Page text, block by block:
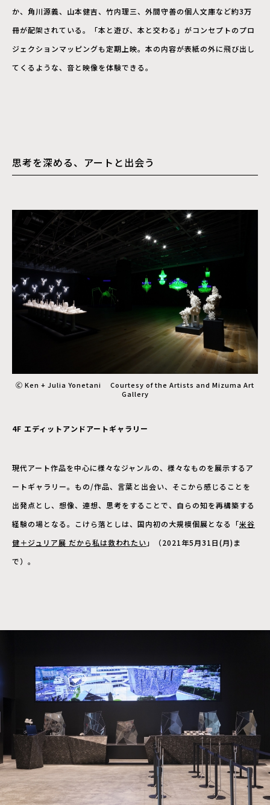
か、角川源義、山本健吉、竹内理三、外間守善の個人文庫など約3万
冊が配架されている。「本と遊び、本と交わる」がコンセプトのプロ
ジェクションマッピングも定期上映。本の内容が表紙の外に飛び出し
てくるような、音と映像を体験できる。
思考を深める、アートと出会う
Ⓒ Ken + Julia Yonetani Courtesy of the Artists and Mizuma Art
Gallery
4F エディットアンドアートギャラリー
現代アート作品を中心に様々なジャンルの、様々なものを展示するア
ートギャラリー。もの/作品、言葉と出会い、そこから感じることを
出発点とし、想像、連想、思考をすることで、自らの知を再構築する
経験の場となる。こけら落としは、国内初の大規模個展となる「米谷
健＋ジュリア展 だから私は救われたい 」（2021年5月31日(月)ま
で）。